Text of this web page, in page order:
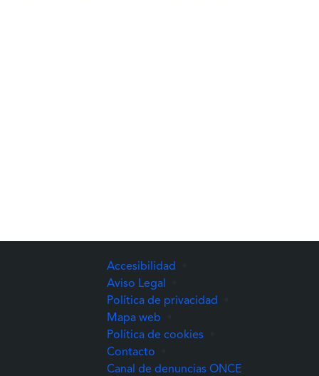
Accesibilidad
Aviso Legal
Política de privacidad
Mapa web
Política de cookies
Contacto
Canal de denuncias ONCE(Abre una